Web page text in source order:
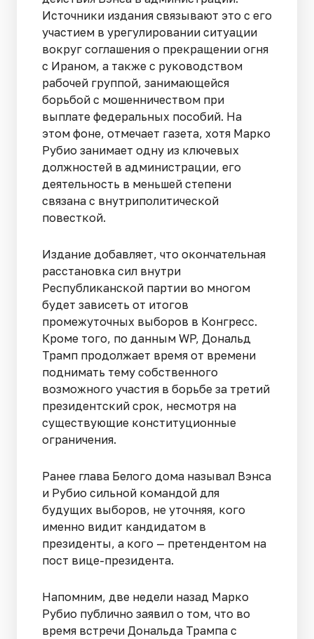
Источники издания связывают это с его
участием в урегулировании ситуации
вокруг соглашения о прекращении огня
с Ираном, а также с руководством
рабочей группой, занимающейся
борьбой с мошенничеством при
выплате федеральных пособий. На
этом фоне, отмечает газета, хотя Марко
Рубио занимает одну из ключевых
должностей в администрации, его
деятельность в меньшей степени
связана с внутриполитической
повесткой.
Издание добавляет, что окончательная
расстановка сил внутри
Республиканской партии во многом
будет зависеть от итогов
промежуточных выборов в Конгресс.
Кроме того, по данным WP, Дональд
Трамп продолжает время от времени
поднимать тему собственного
возможного участия в борьбе за третий
президентский срок, несмотря на
существующие конституционные
ограничения.
Ранее глава Белого дома называл Вэнса
и Рубио сильной командой для
будущих выборов, не уточняя, кого
именно видит кандидатом в
президенты, а кого — претендентом на
пост вице-президента.
Напомним, две недели назад Марко
Рубио публично заявил о том, что во
время встречи Дональда Трампа с